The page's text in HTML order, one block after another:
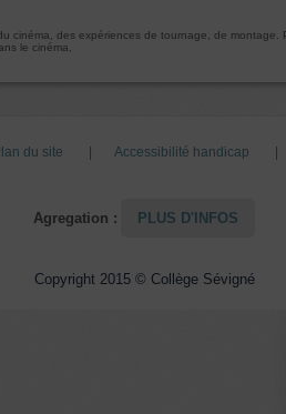
cinéma, des expériences de tournage, de montage.
le cinéma,
du site Accessibilité handicap
Agregation : PLUS D'INFOS
Copyright 2015 © Collège Sévigné